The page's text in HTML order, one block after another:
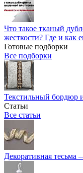
Что такое тканый
жесткости? Где и как
Готовые подборки
Все подборки
Текстильный бордюр
Статьи
Все статьи
Декоративная